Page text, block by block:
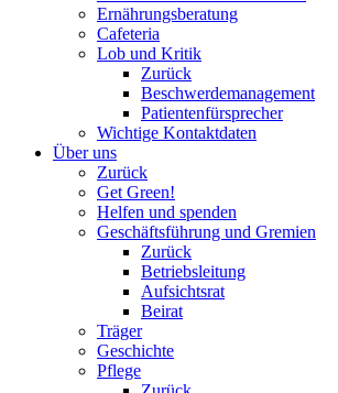
Ernährungsberatung
Cafeteria
Lob und Kritik
Zurück
Beschwerdemanagement
Patientenfürsprecher
Wichtige Kontaktdaten
Über uns
Zurück
Get Green!
Helfen und spenden
Geschäftsführung und Gremien
Zurück
Betriebsleitung
Aufsichtsrat
Beirat
Träger
Geschichte
Pflege